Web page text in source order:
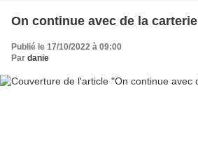
On continue avec de la carterie
Publié le 17/10/2022 à 09:00
Par danie